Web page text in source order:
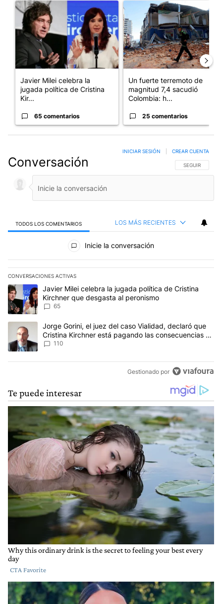
Un artículo de tendencia con el título "Javier Milei celebra la
Javier Milei celebra la
jugada política de Cristina
Kir...
65 comentarios
Un artículo de tendencia
Un fuerte terremoto de
magnitud 7,4 sacudió
Colombia: h...
25 comentarios
Conversación SIGA ESTA
SEGUIR
INICIAR SESIÓN CREAR CUENTA
TODOS LOS COMENTARIOS LOS MÁS RECIENTES
Todos los comentarios
Inicie la conversación
CONVERSACIONES ACTIVAS
Este listado muestra los artículos con más comentarios en los
Un artículo de tendencia con el título "Javier Milei celebra la
Javier Milei celebra la jugada política de Cristina
Kirchner que desgasta al peronismo
65
Un artículo de tendencia con el título "Jorge Gorini, el juez del
Jorge Gorini, el juez del caso Vialidad, declaró que
Cristina Kirchner está pagando las consecuencias de
cometer "un delito comprobado"
110
Gestionado por